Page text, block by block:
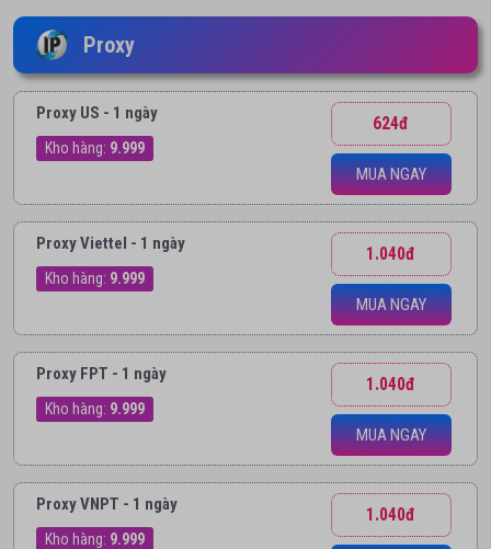
Proxy
Proxy US - 1 ngày
Kho hàng: 9.999
624đ
MUA NGAY
Proxy Viettel - 1 ngày
Kho hàng: 9.999
1.040đ
MUA NGAY
Proxy FPT - 1 ngày
Kho hàng: 9.999
1.040đ
MUA NGAY
Proxy VNPT - 1 ngày
Kho hàng: 9.999
1.040đ